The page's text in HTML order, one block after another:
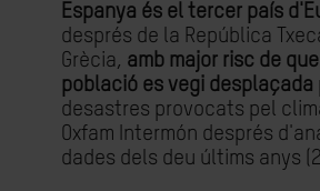
Espanya és el tercer país
després de la República
Grècia, amb major risc de
població es vegi desplaçada
desastres provocats pel
Oxfam Intermón després
dades dels deu últims anys